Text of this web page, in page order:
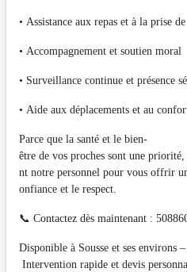
• Assistance aux repas et à la prise
• Accompagnement et soutien moral
• Surveillance continue et présence
• Aide aux déplacements et au
Parce que la santé et le bien-
être de vos proches sont une
nt notre personnel pour vous offrir
onfiance et le respect.
📞 Contactez dès maintenant :
Disponible à Sousse et ses environs –
Intervention rapide et devis